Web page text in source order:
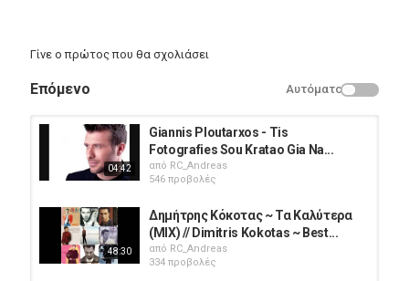
Γίνε ο πρώτος που θα σχολιάσει
Επόμενο Αυτόματο
04:42
Giannis Ploutarxos - Tis
Fotografies Sou Kratao Gia Na...
από RC_Andreas
546 προβολές
48:30
Δημήτρης Κόκοτας ~ Τα Καλύτερα
(MIX) // Dimitris Kokotas ~ Best...
από RC_Andreas
334 προβολές